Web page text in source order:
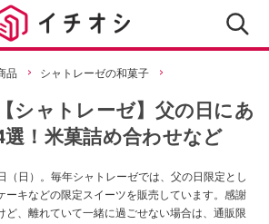
品 シャトレーゼの和菓子
シャトレーゼ】父の日にあ
！米菓詰め合わせなど
（日）。毎年シャトレーゼでは、父の日限定とし
ーキなどの限定スイーツを販売しています。感謝
ど、離れていて一緒に過ごせない場合は、通販限